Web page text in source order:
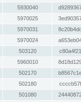
5930040
5970025
5970031
5970024
503120
5960010
502170
502180
501080